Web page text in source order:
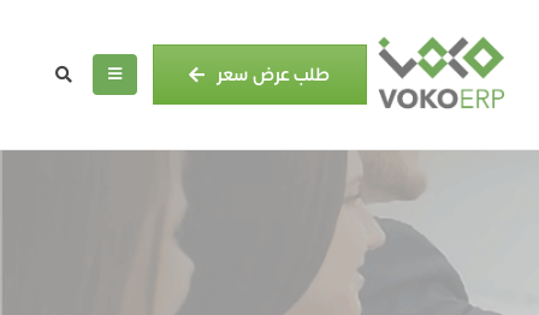
طلب عرض سعر